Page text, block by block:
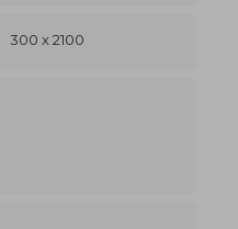
300 x 2100